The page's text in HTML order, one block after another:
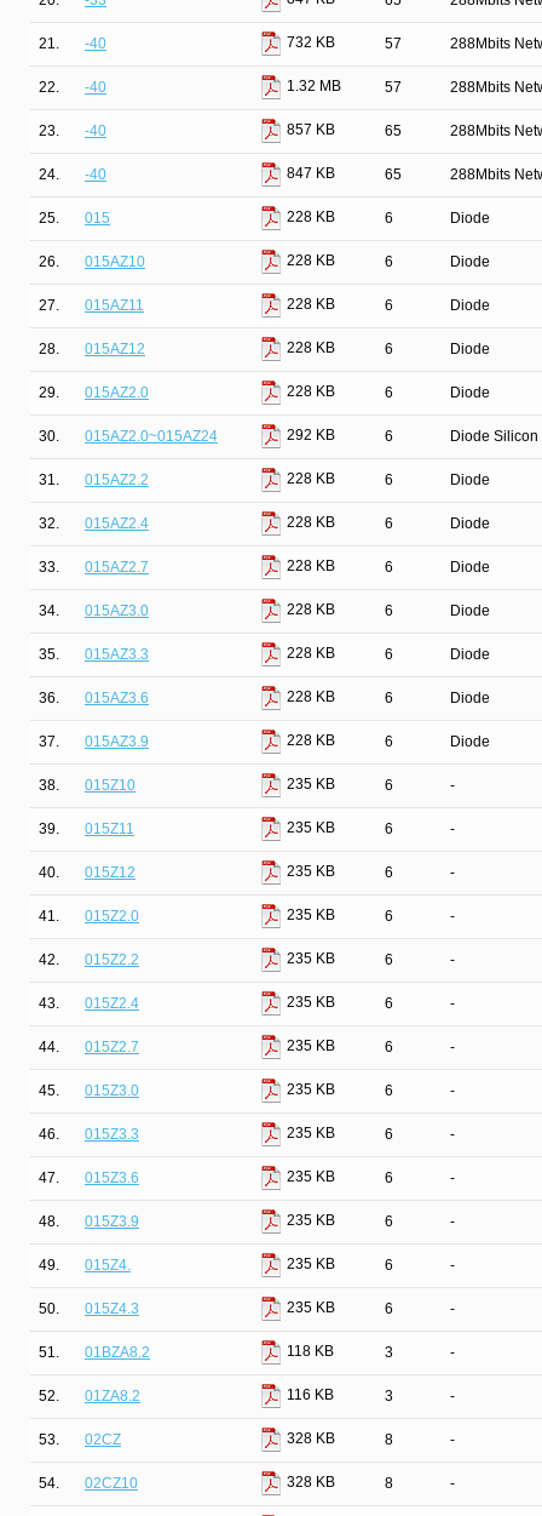
21. -40 732 KB 57 288Mbits
22. -40 1.32 MB 57 288Mbits
23. -40 857 KB 65 288Mbits
24. -40 847 KB 65 288Mbits
25. 015 228 KB 6 Diode
26. 015AZ10 228 KB 6 Diode
27. 015AZ11 228 KB 6 Diode
28. 015AZ12 228 KB 6 Diode
29. 015AZ2.0 228 KB 6 Diode
30. 015AZ2.0~015AZ24 292 KB 6 Diode
31. 015AZ2.2 228 KB 6 Diode
32. 015AZ2.4 228 KB 6 Diode
33. 015AZ2.7 228 KB 6 Diode
34. 015AZ3.0 228 KB 6 Diode
35. 015AZ3.3 228 KB 6 Diode
36. 015AZ3.6 228 KB 6 Diode
37. 015AZ3.9 228 KB 6 Diode
38. 015Z10 235 KB 6 -
39. 015Z11 235 KB 6 -
40. 015Z12 235 KB 6 -
41. 015Z2.0 235 KB 6 -
42. 015Z2.2 235 KB 6 -
43. 015Z2.4 235 KB 6 -
44. 015Z2.7 235 KB 6 -
45. 015Z3.0 235 KB 6 -
46. 015Z3.3 235 KB 6 -
47. 015Z3.6 235 KB 6 -
48. 015Z3.9 235 KB 6 -
49. 015Z4. 235 KB 6 -
50. 015Z4.3 235 KB 6 -
51. 01BZA8.2 118 KB 3 -
52. 01ZA8.2 116 KB 3 -
53. 02CZ 328 KB 8 -
54. 02CZ10 328 KB 8 -